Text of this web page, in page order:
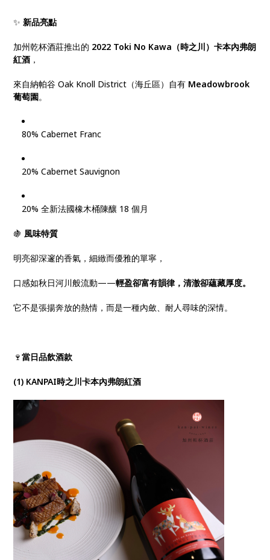
✨新品亮點
加州乾杯酒莊推出的 2022 Toki No Kawa（時之川）卡本內弗朗
紅酒 ，
來自納帕谷 Oak Knoll District（海丘區）自有 Meadowbrook
葡萄園。
80% Cabernet Franc
20% Cabernet Sauvignon
20% 全新法國橡木桶陳釀 18 個月
🍇 風味特質
明亮卻深邃的香氣，細緻而優雅的單寧，
口感如秋日河川般流動——輕盈卻富有韻律，清澈卻蘊藏厚度。
它不是張揚奔放的熱情，而是一種內斂、耐人尋味的深情。
🍷當日品飲酒款
(1) KANPAI時之川卡本內弗朗紅酒